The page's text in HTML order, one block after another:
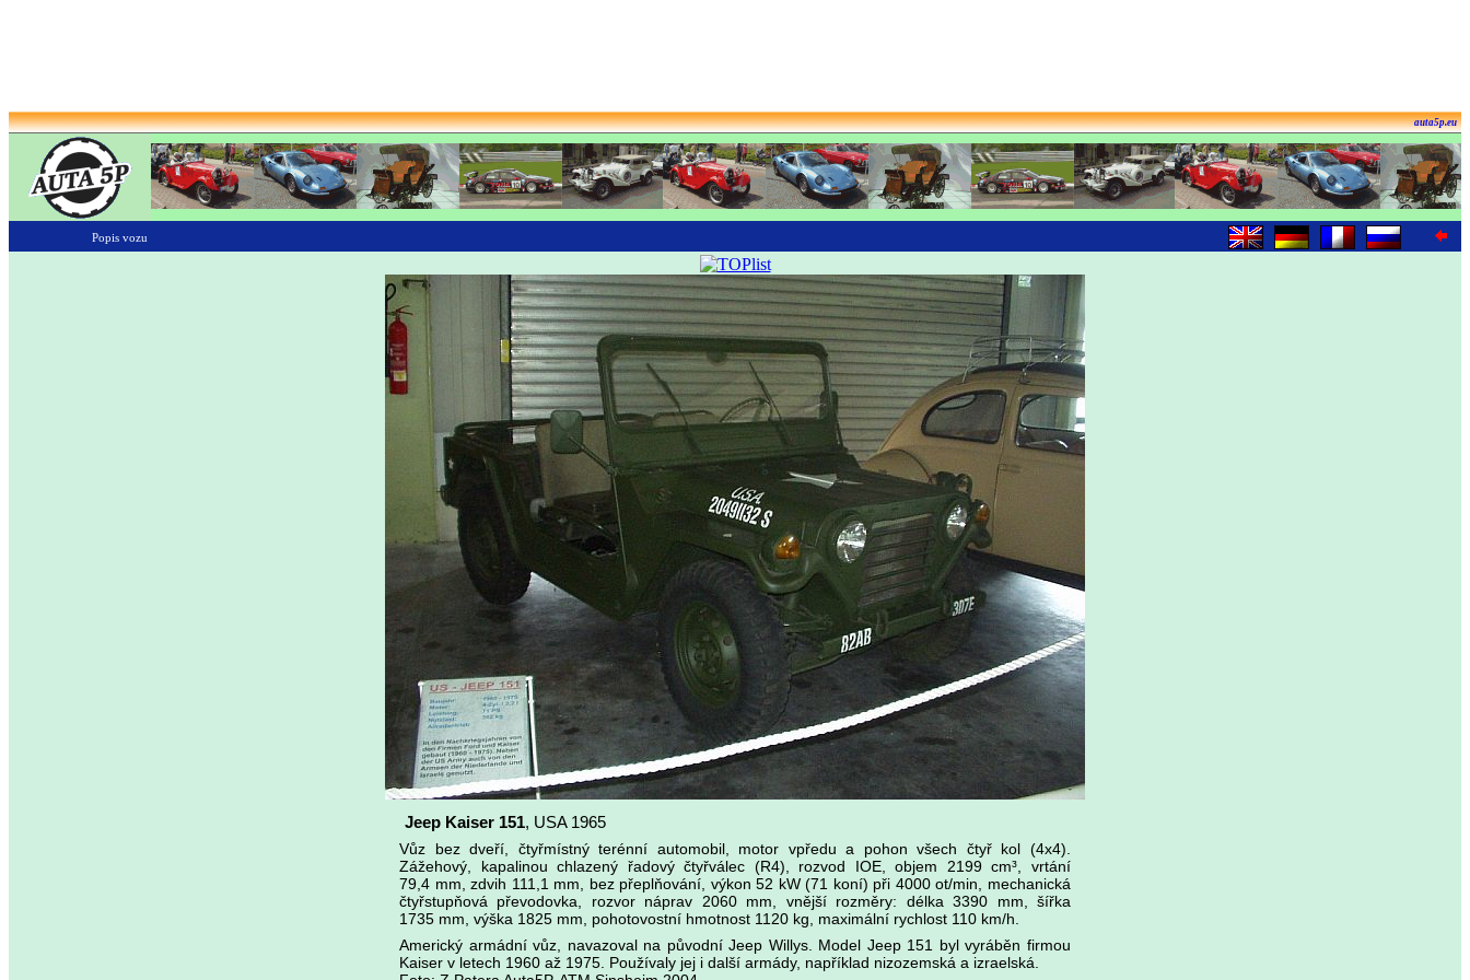
auta5p.eu
Popis vozu
Jeep Kaiser 151, USA 1965
Vůz bez dveří, čtyřmístný terénní automobil, motor vpředu a pohon všech čtyř kol (4x4).
Zážehový, kapalinou chlazený řadový čtyřválec (R4), rozvod IOE, objem 2199 cm³, vrtání
79,4 mm, zdvih 111,1 mm, bez přeplňování, výkon 52 kW (71 koní) při 4000 ot/min, mechanická
čtyřstupňová převodovka, rozvor náprav 2060 mm, vnější rozměry: délka 3390 mm, šířka
1735 mm, výška 1825 mm, pohotovostní hmotnost 1120 kg, maximální rychlost 110 km/h.
Americký armádní vůz, navazoval na původní Jeep Willys. Model Jeep 151 byl vyráběn firmou
Kaiser v letech 1960 až 1975. Používaly jej i další armády, například nizozemská a izraelská.